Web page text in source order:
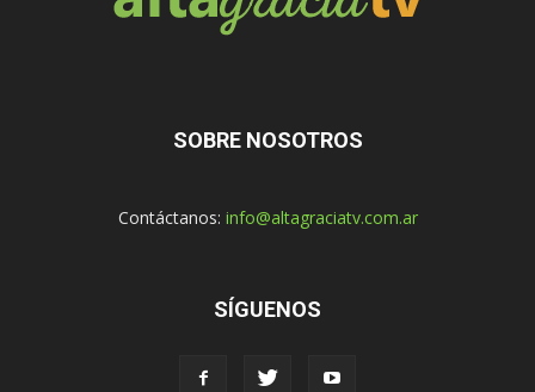
SOBRE NOSOTROS
Contáctanos: info@altagraciatv.com.ar
SÍGUENOS